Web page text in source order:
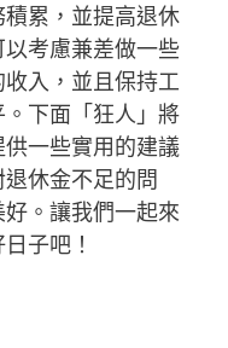
累，並提高退休
考慮兼差做一些
入，並且保持工
下面「狂人」將
一些實用的建議
休金不足的問
。讓我們一起來
子吧！